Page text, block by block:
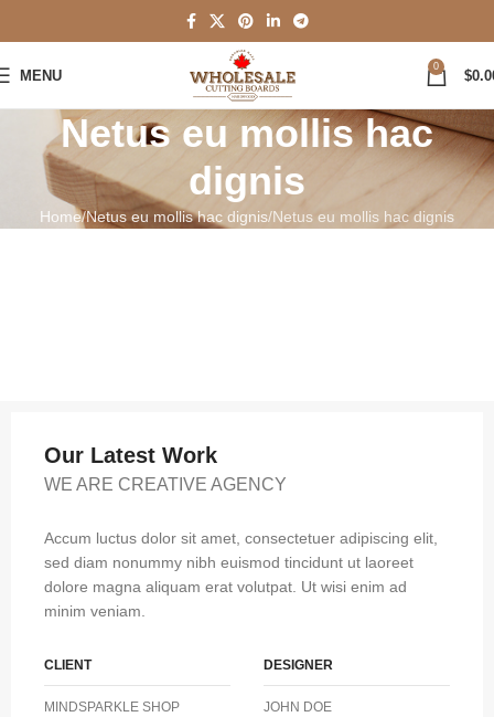
MENU
0
$
Netus eu mollis hac
dignis
Home Netus eu mollis hac dignis Netus eu mollis hac dignis
Our Latest Work
WE ARE CREATIVE AGENCY
Accum luctus dolor sit amet, consectetuer adipiscing elit,
sed diam nonummy nibh euismod tincidunt ut laoreet
dolore magna aliquam erat volutpat. Ut wisi enim ad
minim veniam.
CLIENT
MINDSPARKLE SHOP
DESIGNER
JOHN DOE